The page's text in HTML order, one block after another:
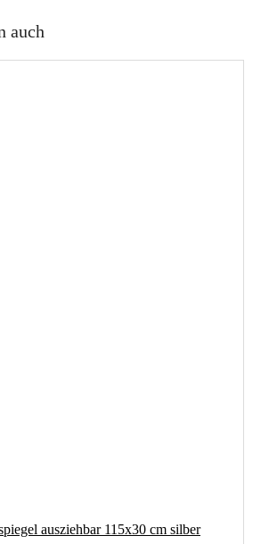
auch
ausziehbar 115x30 cm silber